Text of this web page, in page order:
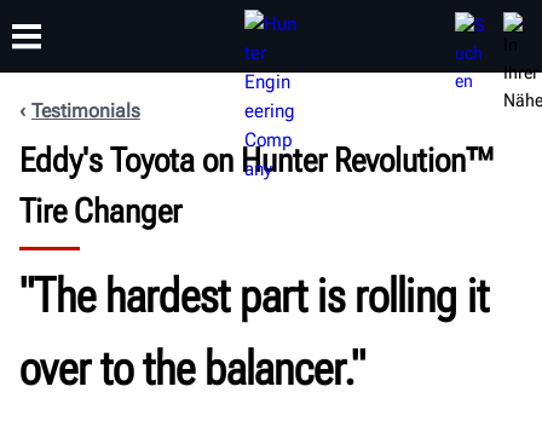
PRODUKTE SUPPORT
SCHULUNG
ÜBER
Testimonials
Eddy's Toyota on Hunter Revolution™
Tire Changer
"The hardest part is rolling it
over to the balancer."